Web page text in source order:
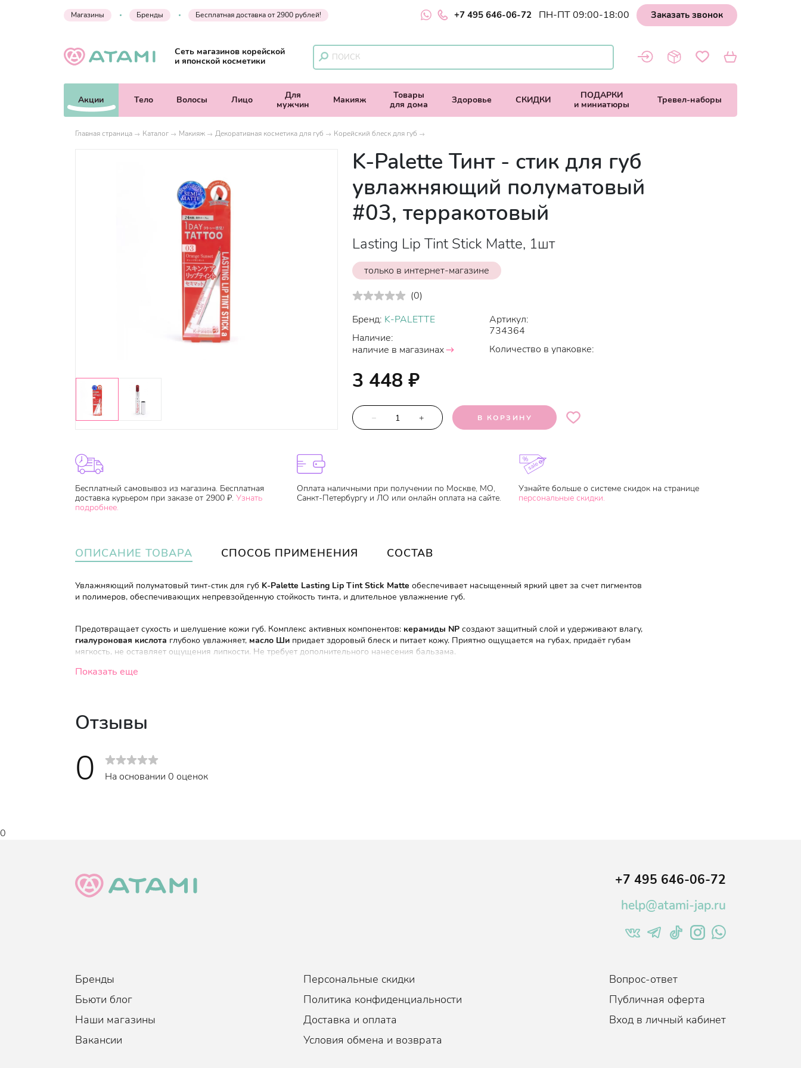
Магазины Бренды Бесплатная доставка от 2900 рублей! +7 495 646-06-72 ПН-ПТ 09:00-18:00 Заказать звонок
Сеть магазинов корейской
и японской косметики
Акции Тело Волосы Лицо
Для
мужчин
Макияж
Товары
для дома
Здоровье СКИДКИ
ПОДАРКИ
и миниатюры
Тревел-наборы
Главная страница Каталог Макияж Декоративная косметика для губ Корейский блеск для губ
K-Palette Тинт - стик для губ
увлажняющий полуматовый
#03, терракотовый
Lasting Lip Tint Stick Matte, 1шт
только в интернет-магазине
(0)
Бренд: K-PALETTE
Наличие:
наличие в магазинах
Артикул:
734364
Количество в упаковке:
3 448 ₽
– + В КОРЗИНУ
Бесплатный самовывоз из магазина. Бесплатная
доставка курьером при заказе от 2900 ₽. Узнать
подробнее.
Оплата наличными при получении по Москве, МО,
Санкт-Петербургу и ЛО или онлайн оплата на сайте.
Узнайте больше о системе скидок на странице
персональные скидки.
ОПИСАНИЕ ТОВАРА СПОСОБ ПРИМЕНЕНИЯ СОСТАВ
Увлажняющий полуматовый тинт-стик для губ K-Palette Lasting Lip Tint Stick Matte обеспечивает насыщенный яркий цвет за счет пигментов
и полимеров, обеспечивающих непревзойденную стойкость тинта, и длительное увлажнение губ.
Предотвращает сухость и шелушение кожи губ. Комплекс активных компонентов: керамиды NP создают защитный слой и удерживают влагу,
гиалуроновая кислота глубоко увлажняет, масло Ши придает здоровый блеск и питает кожу. Приятно ощущается на губах, придаёт губам
мягкость, не оставляет ощущения липкости. Не требует дополнительного нанесения бальзама.
Показать еще
Отзывы
0 На основании 0 оценок
0
+7 495 646-06-72
help@atami-jap.ru
Бренды
Бьюти блог
Наши магазины
Вакансии
Персональные скидки
Политика конфиденциальности
Доставка и оплата
Условия обмена и возврата
Вопрос-ответ
Публичная оферта
Вход в личный кабинет